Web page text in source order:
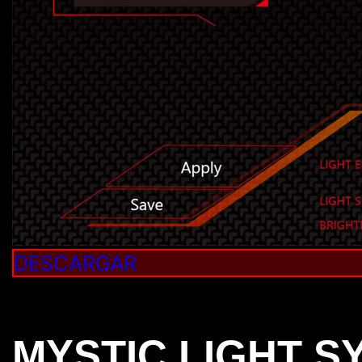
DESCARGAR